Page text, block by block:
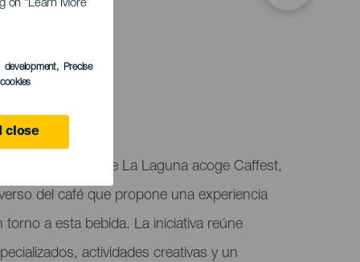
on “Learn More”
development, Precise
close
San Cristóbal de La Laguna acoge Caffest,
del café que propone una experiencia
a esta bebida. La iniciativa reúne
actividades creativas y un